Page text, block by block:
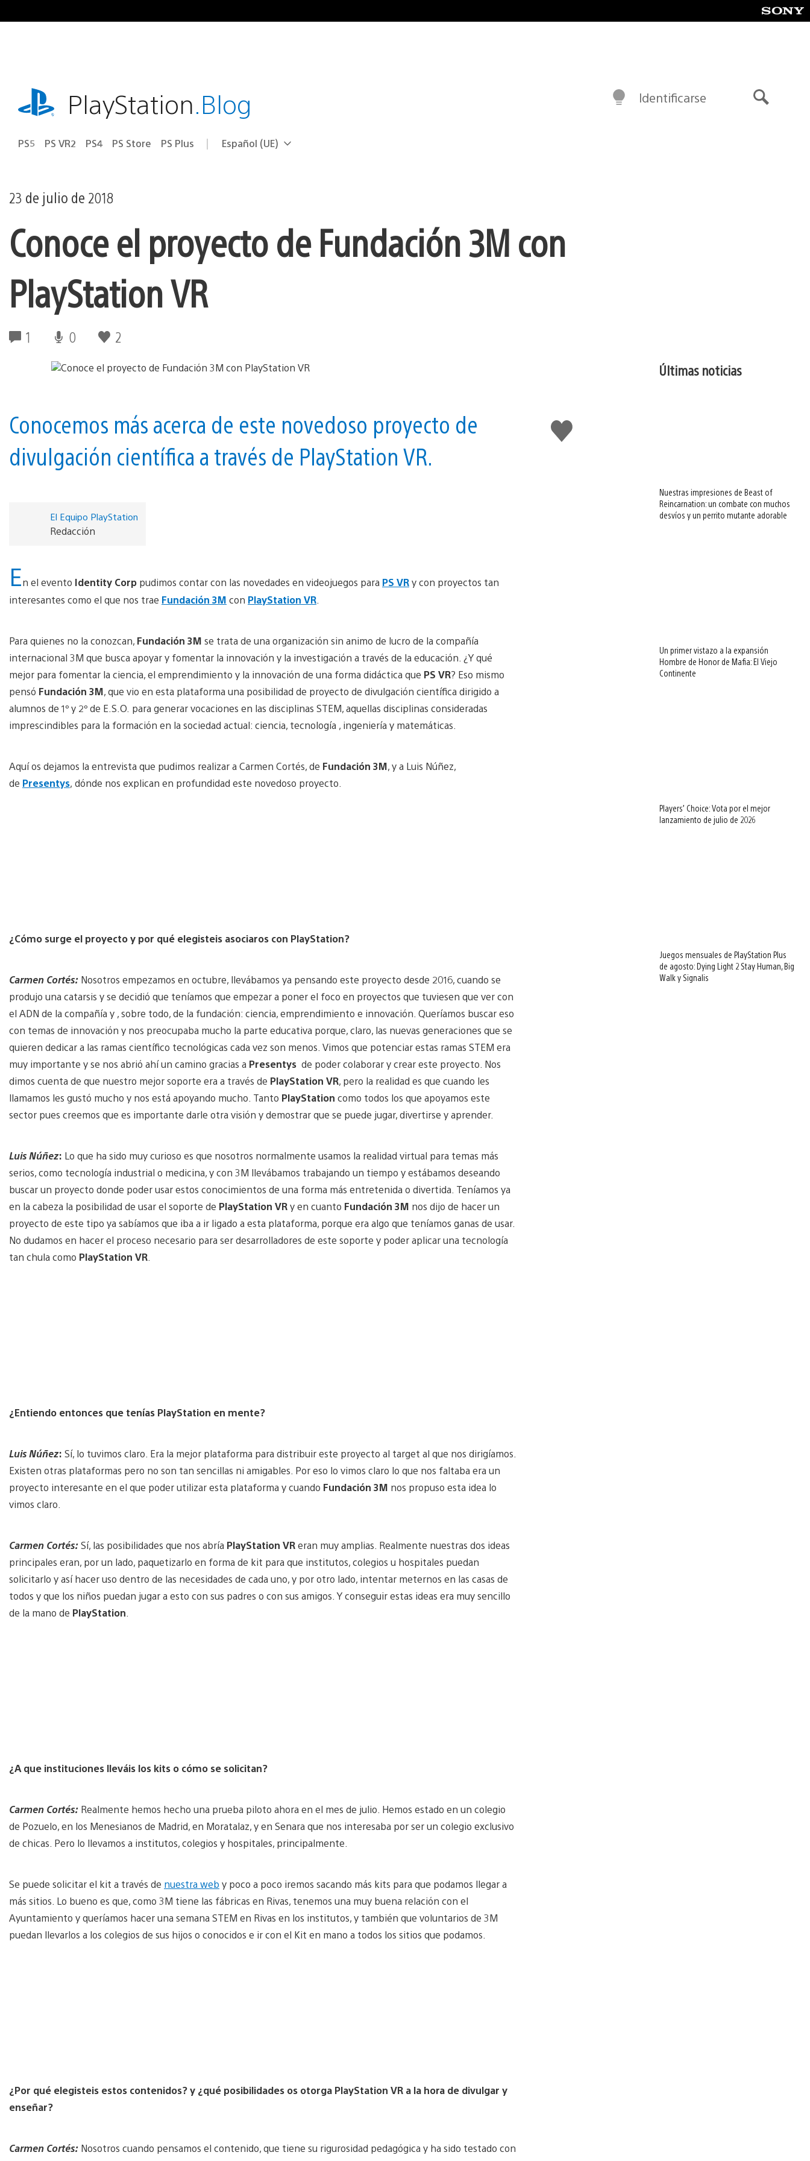
al
playstation.comPlayStation.Blog
PS5 PS VR2 PS4 PS Store PS Plus Selecciona
Región
Español (UE)
Identificarse
23 de julio de 2018
Conoce el proyecto de Fundación 3M con
PlayStation VR
1 0 2
Me
gusta
Conocemos más acerca de este novedoso proyecto de
divulgación científica a través de PlayStation VR.
El Equipo PlayStation
Redacción
En el evento Identity Corp pudimos contar con las novedades en videojuegos para PS VRy con proyectos tan
interesantes como el que nos trae Fundación 3M con PlayStation VR
Para quienes no la conozcan, Fundación 3M se trata de una organización sin animo de lucro de la compañía
internacional 3M que busca apoyar y fomentar la innovación y la investigación a través de la educación. ¿Y qué
mejor para fomentar la ciencia, el emprendimiento y la innovación de una forma didáctica que PS VR? Eso mismo
pensó Fundación 3M, que vio en esta plataforma una posibilidad de proyecto de divulgación científica dirigido a
alumnos de 1º y 2º de E.S.O. para generar vocaciones en las disciplinas STEM, aquellas disciplinas consideradas
imprescindibles para la formación en la sociedad actual: ciencia, tecnología , ingeniería y matemáticas.
Aquí os dejamos la entrevista que pudimos realizar a Carmen Cortés, de Fundación 3M, y a Luis Núñez,
de Presentys, dónde nos explican en profundidad este novedoso proyecto.
¿Cómo surge el proyecto y por qué elegisteis asociaros con PlayStation?
Carmen Cortés: Nosotros empezamos en octubre, llevábamos ya pensando este proyecto desde 2016, cuando se
produjo una catarsis y se decidió que teníamos que empezar a poner el foco en proyectos que tuviesen que ver con
el ADN de la compañía y , sobre todo, de la fundación: ciencia, emprendimiento e innovación. Queríamos buscar eso
con temas de innovación y nos preocupaba mucho la parte educativa porque, claro, las nuevas generaciones que se
quieren dedicar a las ramas científico tecnológicas cada vez son menos. Vimos que potenciar estas ramas STEM era
muy importante y se nos abrió ahí un camino gracias a Presentys de poder colaborar y crear este proyecto. Nos
dimos cuenta de que nuestro mejor soporte era a través de PlayStation VR, pero la realidad es que cuando les
llamamos les gustó mucho y nos está apoyando mucho. Tanto PlayStation como todos los que apoyamos este
sector pues creemos que es importante darle otra visión y demostrar que se puede jugar, divertirse y aprender.
Luis Núñez: Lo que ha sido muy curioso es que nosotros normalmente usamos la realidad virtual para temas más
serios, como tecnología industrial o medicina, y con 3M llevábamos trabajando un tiempo y estábamos deseando
buscar un proyecto donde poder usar estos conocimientos de una forma más entretenida o divertida. Teníamos ya
en la cabeza la posibilidad de usar el soporte de PlayStation VRy en cuanto Fundación 3M nos dijo de hacer un
proyecto de este tipo ya sabíamos que iba a ir ligado a esta plataforma, porque era algo que teníamos ganas de usar.
No dudamos en hacer el proceso necesario para ser desarrolladores de este soporte y poder aplicar una tecnología
tan chula como PlayStation VR
¿Entiendo entonces que tenías PlayStation en mente?
Luis Núñez: Sí, lo tuvimos claro. Era la mejor plataforma para distribuir este proyecto al target al que nos dirigíamos.
Existen otras plataformas pero no son tan sencillas ni amigables. Por eso lo vimos claro lo que nos faltaba era un
proyecto interesante en el que poder utilizar esta plataforma y cuando Fundación 3M nos propuso esta idea lo
vimos claro.
Carmen Cortés:Sí, las posibilidades que nos abría PlayStation VReran muy amplias. Realmente nuestras dos ideas
principales eran, por un lado, paquetizarlo en forma de kit para que institutos, colegios u hospitales puedan
solicitarlo y así hacer uso dentro de las necesidades de cada uno, y por otro lado, intentar meternos en las casas de
todos y que los niños puedan jugar a esto con sus padres o con sus amigos. Y conseguir estas ideas era muy sencillo
de la mano de PlayStation
¿A que instituciones lleváis los kits o cómo se solicitan?
Carmen Cortés: Realmente hemos hecho una prueba piloto ahora en el mes de julio. Hemos estado en un colegio
de Pozuelo, en los Menesianos de Madrid, en Moratalaz, y en Senara que nos interesaba por ser un colegio exclusivo
de chicas. Pero lo llevamos a institutos, colegios y hospitales, principalmente.
Se puede solicitar el kit a través de nuestra web y poco a poco iremos sacando más kits para que podamos llegar a
más sitios. Lo bueno es que, como 3M tiene las fábricas en Rivas, tenemos una muy buena relación con el
Ayuntamiento y queríamos hacer una semana STEM en Rivas en los institutos, y también que voluntarios de 3M
puedan llevarlos a los colegios de sus hijos o conocidos e ir con el Kit en mano a todos los sitios que podamos.
¿Por qué elegisteis estos contenidos? y ¿qué posibilidades os otorga PlayStation VR a la hora de divulgar y
enseñar?
Carmen Cortés: Nosotros cuando pensamos el contenido, que tiene su rigurosidad pedagógica y ha sido testado con
Últimas noticias
Nuestras impresiones de Beast of
Reincarnation: un combate con muchos
desvíos y un perrito mutante adorable
Un primer vistazo a la expansión
Hombre de Honor de Mafia: El Viejo
Continente
Players’ Choice: Vota por el mejor
lanzamiento de julio de 2026
Juegos mensuales de PlayStation Plus
de agosto: Dying Light 2 Stay Human, Big
Walk y Signalis